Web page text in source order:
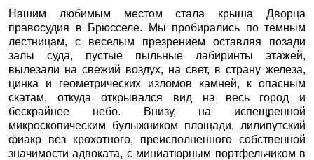
Нашим любимым местом стала крыша Дворца
правосудия в Брюсселе. Мы пробирались по темным
лестницам, с веселым презрением оставляя позади
залы суда, пустые пыльные лабиринты этажей,
вылезали на свежий воздух, на свет, в страну железа,
цинка и геометрических изломов камней, к опасным
скатам, откуда открывался вид на весь город и
бескрайнее небо. Внизу, на испещренной
микроскопическим булыжником площади, лилипутский
фиакр вез крохотного, преисполненного собственной
значимости адвоката, с миниатюрным портфельчиком в